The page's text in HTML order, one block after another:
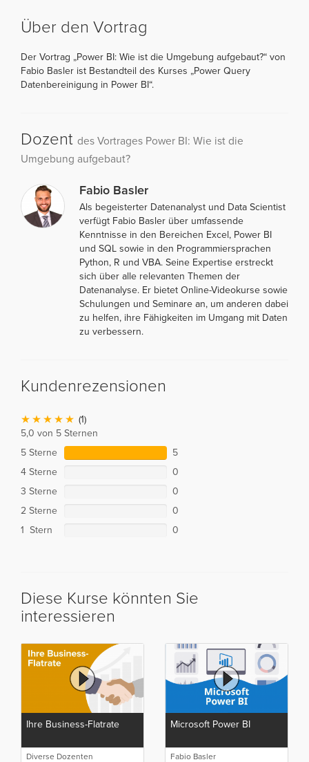
Über den Vortrag
Der Vortrag „Power BI: Wie ist die Umgebung aufgebaut?“ von
Fabio Basler ist Bestandteil des Kurses „Power Query
Datenbereinigung in Power BI“.
Dozent des Vortrages Power BI: Wie ist die
Umgebung aufgebaut?
Fabio Basler
Als begeisterter Datenanalyst und Data Scientist
verfügt Fabio Basler über umfassende
Kenntnisse in den Bereichen Excel, Power BI
und SQL sowie in den Programmiersprachen
Python, R und VBA. Seine Expertise erstreckt
sich über alle relevanten Themen der
Datenanalyse. Er bietet Online-Videokurse sowie
Schulungen und Seminare an, um anderen dabei
zu helfen, ihre Fähigkeiten im Umgang mit Daten
zu verbessern.
Kundenrezensionen
(1)
5,0 von 5 Sternen
5 Sterne
5
4 Sterne
0
3 Sterne
0
2 Sterne
0
1 Stern
0
Diese Kurse könnten Sie
interessieren
Ihre Business-Flatrate
Diverse Dozenten
Microsoft Power BI
Fabio Basler